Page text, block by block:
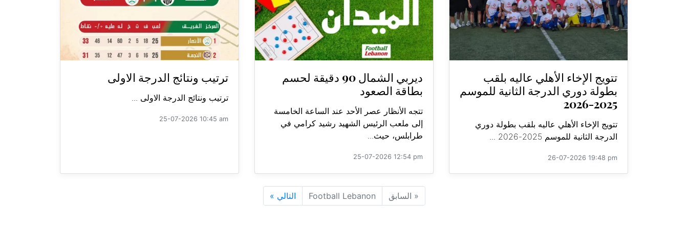
تتويج الإخاء الأهلي عاليه بلقب
بطولة دوري الدرجة الثانية للموسم
2025-2026
تتويج الإخاء الأهلي عاليه بلقب بطولة دوري
الدرجة الثانية للموسم 2025-2026 ...
26-07-2026 19:48 pm
ديربي الشمال 90 دقيقة لحسم
بطاقة الصعود
تتجه الأنظار عصر الأحد عند الساعة الخامسة
إلى ملعب الرئيس الشهيد رشيد كرامي في
طرابلس، حيث...
25-07-2026 12:54 pm
ترتيب ونتائج الدرجة الاولى
ترتيب ونتائج الدرجة الاولى ...
25-07-2026 10:45 am
« السابق Football Lebanon التالي »